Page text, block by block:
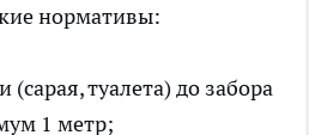
нормативы:
(сарая, туалета) до забора
1 метр;